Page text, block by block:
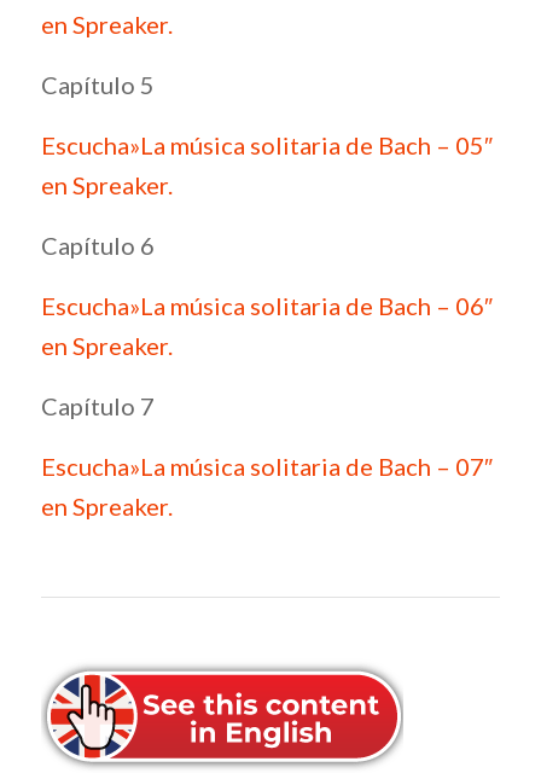
en Spreaker.
Capítulo 5
Escucha»La música solitaria de Bach – 05″
en Spreaker.
Capítulo 6
Escucha»La música solitaria de Bach – 06″
en Spreaker.
Capítulo 7
Escucha»La música solitaria de Bach – 07″
en Spreaker.